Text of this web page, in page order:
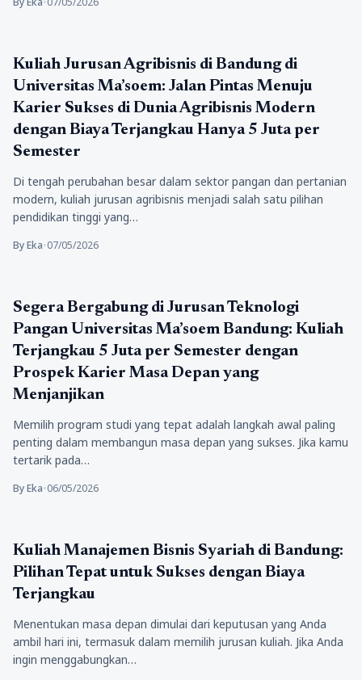
Pendidikan
Kuliah Jurusan Agribisnis di Bandung di
Universitas Ma’soem: Jalan Pintas Menuju
Karier Sukses di Dunia Agribisnis Modern
dengan Biaya Terjangkau Hanya 5 Juta per
Semester
Di tengah perubahan besar dalam sektor pangan dan pertanian
modern, kuliah jurusan agribisnis menjadi salah satu pilihan
pendidikan tinggi yang…
By Eka•07/05/2026
Pendidikan
Segera Bergabung di Jurusan Teknologi
Pangan Universitas Ma’soem Bandung: Kuliah
Terjangkau 5 Juta per Semester dengan
Prospek Karier Masa Depan yang
Menjanjikan
Memilih program studi yang tepat adalah langkah awal paling
penting dalam membangun masa depan yang sukses. Jika kamu
tertarik pada…
By Eka•06/05/2026
Pendidikan
Kuliah Manajemen Bisnis Syariah di Bandung:
Pilihan Tepat untuk Sukses dengan Biaya
Terjangkau
Menentukan masa depan dimulai dari keputusan yang Anda
ambil hari ini, termasuk dalam memilih jurusan kuliah. Jika Anda
ingin menggabungkan…